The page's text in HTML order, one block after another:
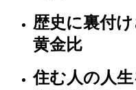
歴史に裏付
黄金比
住む人の人